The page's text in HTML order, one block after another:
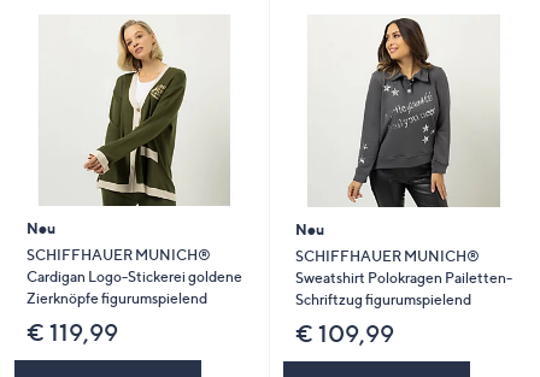
Neu
SCHIFFHAUER MUNICH®
Cardigan Logo-Stickerei goldene
Zierknöpfe figurumspielend
€ 119,99
Neu
SCHIFFHAUER MUNICH®
Sweatshirt Polokragen Pailetten-
Schriftzug figurumspielend
€ 109,99